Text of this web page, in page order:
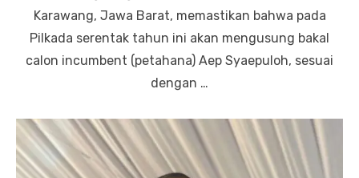
Karawang, Jawa Barat, memastikan bahwa pada
Pilkada serentak tahun ini akan mengusung bakal
calon incumbent (petahana) Aep Syaepuloh, sesuai
dengan …